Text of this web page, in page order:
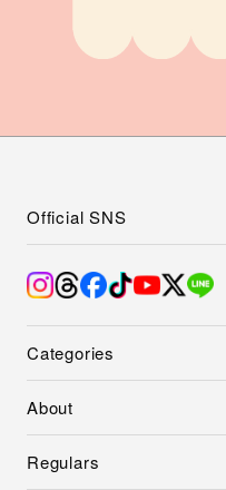
Categories
About
Regulars
Official SNS